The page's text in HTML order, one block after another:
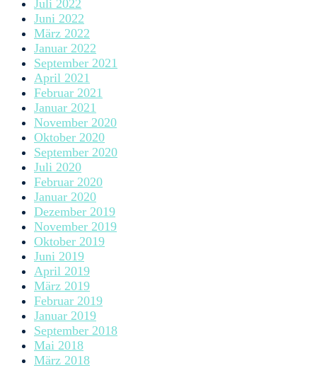
Juli 2022
Juni 2022
März 2022
Januar 2022
September 2021
April 2021
Februar 2021
Januar 2021
November 2020
Oktober 2020
September 2020
Juli 2020
Februar 2020
Januar 2020
Dezember 2019
November 2019
Oktober 2019
Juni 2019
April 2019
März 2019
Februar 2019
Januar 2019
September 2018
Mai 2018
März 2018